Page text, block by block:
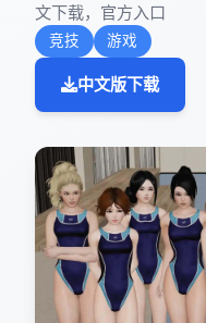
文下载，官方入口
竞技 游戏
中文版下载